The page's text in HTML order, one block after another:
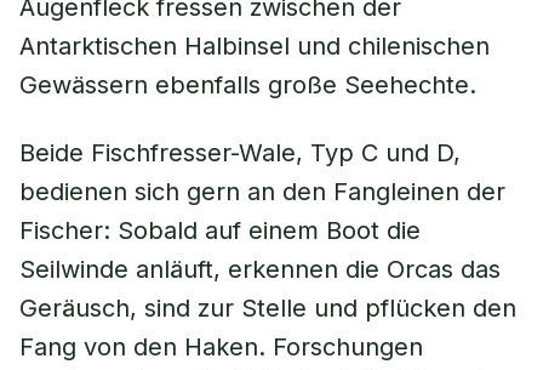
Augenfleck fressen zwischen der
Antarktischen Halbinsel und chilenischen
Gewässern ebenfalls große Seehechte.
Beide Fischfresser-Wale, Typ C und D,
bedienen sich gern an den Fangleinen der
Fischer: Sobald auf einem Boot die
Seilwinde anläuft, erkennen die Orcas das
Geräusch, sind zur Stelle und pflücken den
Fang von den Haken. Forschungen